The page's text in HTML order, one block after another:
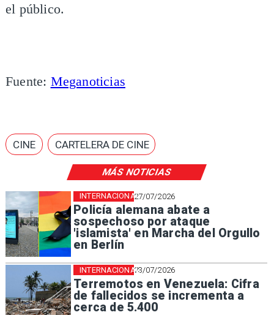
MÁS NOTICIAS
27/07/2026
Policía alemana abate a
sospechoso por ataque
'islamista' en Marcha del Orgullo
en Berlín
INTERNACIONAL
23/07/2026
Terremotos en Venezuela: Cifra
de fallecidos se incrementa a
cerca de 5.400
INTERNACIONAL
el público.
Fuente: Meganoticias
CINE CARTELERA DE CINE